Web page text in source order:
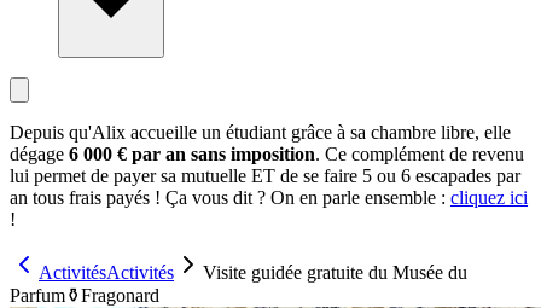
Depuis qu'Alix accueille un étudiant grâce à sa chambre libre, elle
dégage 6 000 € par an sans imposition. Ce complément de revenu
lui permet de payer sa mutuelle ET de se faire 5 ou 6 escapades par
an tous frais payés ! Ça vous dit ? On en parle ensemble : cliquez ici
!
ActivitésActivités
Visite guidée gratuite du Musée du
Parfum⚱️Fragonard